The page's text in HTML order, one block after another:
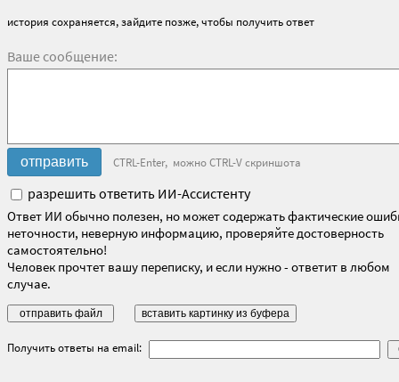
история сохраняется, зайдите позже, чтобы получить ответ
Ваше сообщение:
CTRL-Enter, можно CTRL-V скриншота
разрешить ответить ИИ-Ассистенту
Ответ ИИ обычно полезен, но может содержать фактические
неточности, неверную информацию, проверяйте достоверность
самостоятельно!
Человек прочтет вашу переписку, и если нужно - ответит в любом
случае.
Получить ответы на email: